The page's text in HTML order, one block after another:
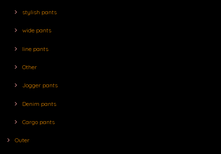
stylish pants
wide pants
line pants
Other
Jogger pants
Denim pants
Cargo pants
Outer